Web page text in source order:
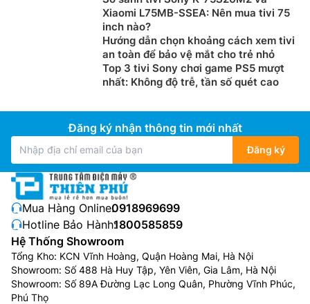
Xiaomi L75MB-SSEA: Nên mua tivi 75
inch nào?
Hướng dẫn chọn khoảng cách xem tivi
an toàn để bảo vệ mắt cho trẻ nhỏ
Top 3 tivi Sony chơi game PS5 mượt
nhất: Không độ trễ, tần số quét cao
Đăng ký nhận thông tin mới nhất
Đăng ký
Mua Hàng Online:0918969699
Hotline Bảo Hành:1800585859
Hệ Thống Showroom
Tổng Kho: KCN Vĩnh Hoàng, Quận Hoàng Mai, Hà Nội
Showroom: Số 488 Hà Huy Tập, Yên Viên, Gia Lâm, Hà Nội
Showroom: Số 89A Đường Lạc Long Quân, Phường Vĩnh Phúc,
Phú Thọ